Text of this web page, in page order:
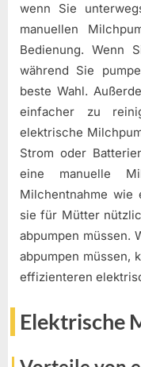
wenn Sie
manuellen
Bedienung. Wenn
während Sie
beste Wahl.
einfacher zu
elektrische
Strom oder
eine manuelle
Milchentnahme wie
sie für Mütter
abpumpen müssen.
abpumpen müssen,
effizienteren
Elektrische